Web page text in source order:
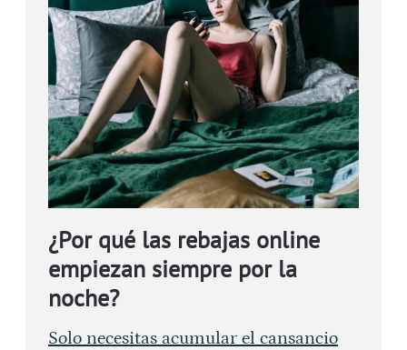
¿Por qué las rebajas online
empiezan siempre por la
noche?
Solo necesitas acumular el cansancio